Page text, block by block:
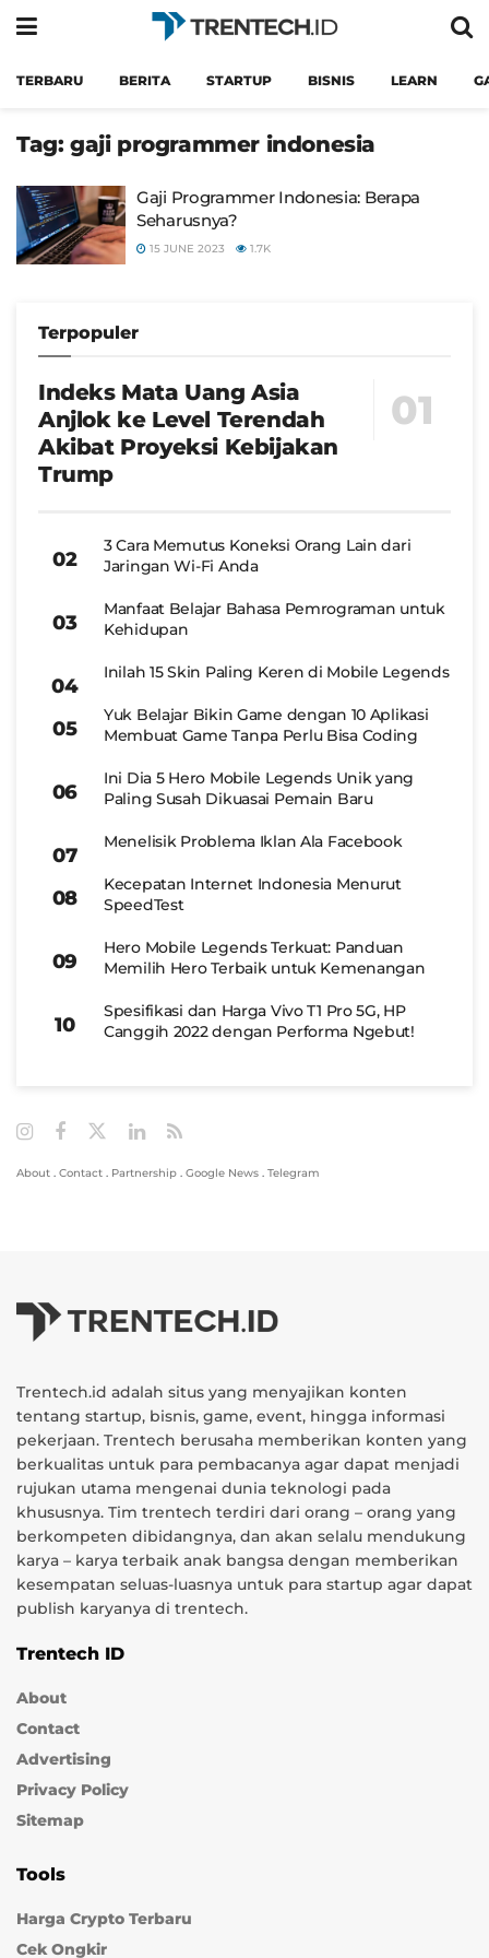
TERBARU BERITA STARTUP BISNIS LEARN
Tag: gaji programmer indonesia
Gaji Programmer Indonesia: Berapa
Seharusnya?
15 JUNE 2023 1.7K
Terpopuler
Indeks Mata Uang Asia
Anjlok ke Level Terendah
Akibat Proyeksi Kebijakan
Trump
3 Cara Memutus Koneksi Orang Lain dari
Jaringan Wi-Fi Anda
Manfaat Belajar Bahasa Pemrograman untuk
Kehidupan
Inilah 15 Skin Paling Keren di Mobile Legends
Yuk Belajar Bikin Game dengan 10 Aplikasi
Membuat Game Tanpa Perlu Bisa Coding
Ini Dia 5 Hero Mobile Legends Unik yang
Paling Susah Dikuasai Pemain Baru
Menelisik Problema Iklan Ala Facebook
Kecepatan Internet Indonesia Menurut
SpeedTest
Hero Mobile Legends Terkuat: Panduan
Memilih Hero Terbaik untuk Kemenangan
Spesifikasi dan Harga Vivo T1 Pro 5G, HP
Canggih 2022 dengan Performa Ngebut!
About . Contact . Partnership . Google News . Telegram
Trentech.id adalah situs yang menyajikan konten
tentang startup, bisnis, game, event, hingga informasi
pekerjaan. Trentech berusaha memberikan konten yang
berkualitas untuk para pembacanya agar dapat menjadi
rujukan utama mengenai dunia teknologi pada
khususnya. Tim trentech terdiri dari orang – orang yang
berkompeten dibidangnya, dan akan selalu mendukung
karya – karya terbaik anak bangsa dengan memberikan
kesempatan seluas-luasnya untuk para startup agar dapat
publish karyanya di trentech.
Trentech ID
About
Contact
Advertising
Privacy Policy
Sitemap
Tools
Harga Crypto Terbaru
Cek Ongkir